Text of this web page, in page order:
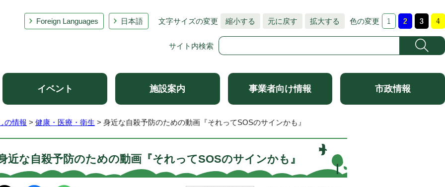
Foreign Languages 日本語 文字サイズの変更 縮小する 元に戻す 拡大する 色の変更
サイト内検索
イベント 施設案内 事業者向け情報 市政情報
の情報 > 健康・医療・衛生 > 身近な自殺予防のための動画『それってSOSのサインかも』
近な自殺予防のための動画『それってSOSのサインかも』